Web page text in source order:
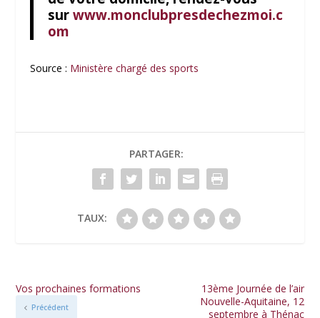
surwww.monclubpresdechezmoi.c
om
Source : Ministère chargé des sports
PARTAGER:
TAUX:
Vos prochaines formations
Précédent
13ème Journée de l’air
Nouvelle-Aquitaine, 12
septembre à Thénac